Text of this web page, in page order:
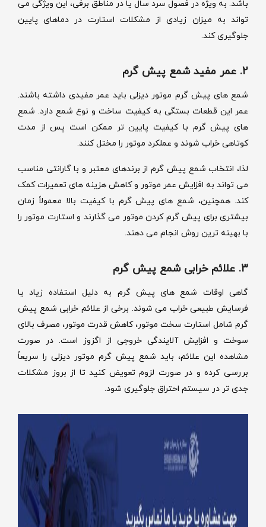
باشد. به ویژه در فصول سرد سال یا در مناطق برفی، این ویژگی می
تواند به میزان زیادی از مشکلات استارت در دماهای پایین
جلوگیری کند.
2. عمر مفید شمع پیش گرم
شمع های پیش گرم موتور دیزلی باید عمر مفیدی داشته باشند.
عمر این قطعات بستگی به کیفیت ساخت و نوع شمع دارد. شمع
های پیش گرم با کیفیت پایین تر ممکن است پس از مدت
کوتاهی خراب شوند و عملکرد موتور را مختل کنند.
لذا، انتخاب شمع پیش گرم از برندهای معتبر و با گارانتی مناسب
می تواند به افزایش عمر موتور و کاهش هزینه های تعمیرات کمک
کند. همچنین، شمع های پیش گرم با کیفیت بالا معمولاً زمان
بیشتری برای پیش گرم کردن موتور می گذارند و استارت موتور را
با بهینه ترین روش انجام می دهند.
3. علائم خرابی شمع پیش گرم
گاهی اوقات شمع های پیش گرم به دلیل استفاده زیاد یا
فرسایش طبیعی خراب می شوند. برخی از علائم خرابی شمع پیش
گرم شامل استارت سخت موتور، کاهش قدرت موتور، مصرف بالای
سوخت و افزایش آلایندگی خروجی از اگزوز است. در صورت
مشاهده این علائم، باید شمع پیش گرم موتور دیزلی را سریعاً
بررسی کرده و در صورت لزوم تعویض کنید تا از بروز مشکلات
جدی تر در سیستم احتراق جلوگیری شود.